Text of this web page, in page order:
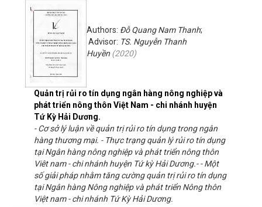
Quản trị rủi ro tín dụng ngân hàng nông nghiệp và
phát triển nông thôn Việt Nam - chi nhánh huyện
Tứ Kỳ Hải Dương.
Authors: Đỗ Quang Nam Thanh;
Advisor: TS. Nguyễn Thanh
Huyền (2020)
- Cơ sở lý luận về quản trị rủi ro tín dụng trong ngân
hàng thương mại. - Thực trạng quản lý rủi ro tín dụng
tại Ngân hàng nông nghiệp và phát triển nông thôn
Viêt nam - chi nhánh huyện Tứ kỳ Hải Dương.- - Một
số giải pháp nhằm tăng cường quản trị rủi ro tín dụng
tại Ngân hàng Nông nghiệp và phát triển Nông thôn
Việt nam - chi nhánh Tứ Kỳ Hải Dương.